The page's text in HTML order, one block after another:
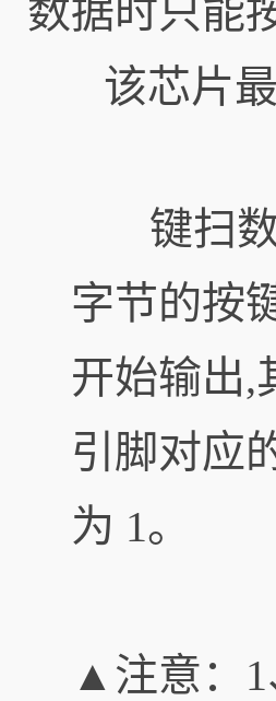
数据时只能
该芯片最
键扫
字节的按
开始输出,
引脚对应
为 1。
▲注意：1